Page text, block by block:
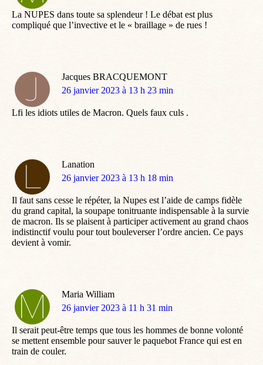
La NUPES dans toute sa splendeur ! Le débat est plus
compliqué que l’invective et le « braillage » de rues !
Jacques BRACQUEMONT
dit
26 janvier 2023 à 13 h 23 min
Lfi les idiots utiles de Macron. Quels faux culs .
Lanation
dit
26 janvier 2023 à 13 h 18 min
Il faut sans cesse le répéter, la Nupes est l’aide de camps fidèle
du grand capital, la soupape tonitruante indispensable à la survie
de macron. Ils se plaisent à participer activement au grand chaos
indistinctif voulu pour tout bouleverser l’ordre ancien. Ce pays
devient à vomir.
Maria William
dit
26 janvier 2023 à 11 h 31 min
Il serait peut-être temps que tous les hommes de bonne volonté
se mettent ensemble pour sauver le paquebot France qui est en
train de couler.